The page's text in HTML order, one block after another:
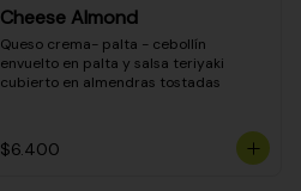
Cheese Almond
Queso crema- palta - cebollín
envuelto en palta y salsa teriyaki
cubierto en almendras tostadas
$6.400